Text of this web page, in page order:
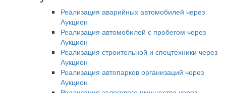
Реализация аварийных автомобилей через
Аукцион
Реализация автомобилей с пробегом через
Аукцион
Реализация строительной и спецтехники через
Аукцион
Реализация автопарков организаций через
Аукцион